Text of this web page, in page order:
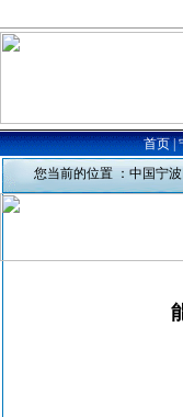
您当前的位置 ： 中国宁波